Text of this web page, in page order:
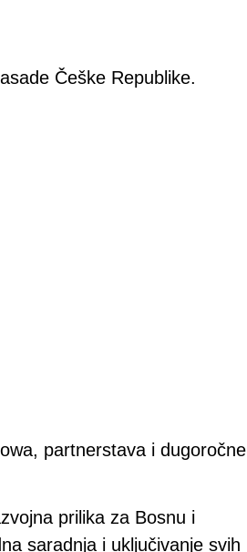
Češke Republike.
partnerstava i dugoročne
prilika za Bosnu i
saradnja i uključivanje svih